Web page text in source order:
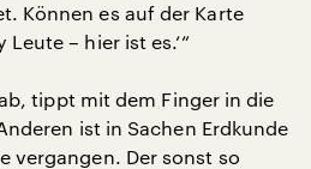
Können es auf der Karte
Leute – hier ist es.‘“
tippt mit dem Finger in die
ist in Sachen Erdkunde
vergangen. Der sonst so